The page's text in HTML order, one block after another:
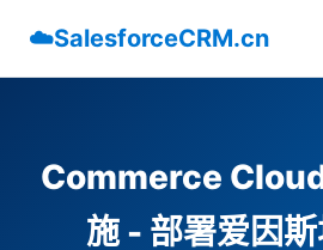
☁️SalesforceCRM.cn
Commerce
施 - 部署爱因